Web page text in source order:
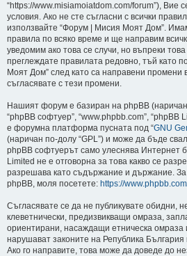
“https://www.misiamoiatdom.com/forum”), Вие
условия. Ако не сте съгласни с всички
използвайте “Форум | Мисия Моят Дом”.
правила по всяко време и ще направим
уведомим ако това се случи, но въпреки
преглеждате правилата редовно, тъй като
Моят Дом” след като са направени промени
съгласявате с тези промени.
Нашият форум е базиран на phpBB (наричан
“phpBB софтуер”, “www.phpbb.com”, “phpBB
е форумна платформа пусната под “GNU
(наричан по-долу “GPL”) и може да бъде
phpBB софтуерът само улеснява Интернет
Limited не е отговорна за това какво се
разрешава като съдържание и държание.
phpBB, моля посетете: https://
Съгласявате се да не публикувате обидни,
клеветнически, предизвикващи омраза,
ориентирани, насаждащи етническа омраза
нарушават законите на Република
Ако го направите, това може да доведе до